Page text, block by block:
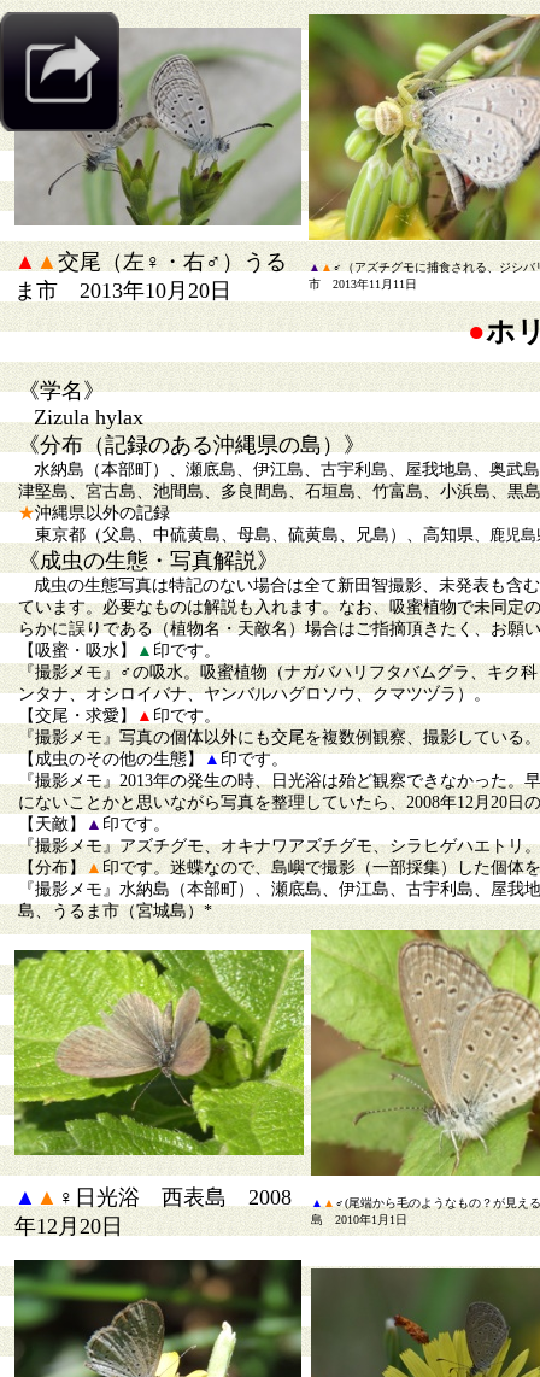
▲ ▲ 交尾（左♀・右♂）うる
ま市 2013年10月20日
▲▲ ♂（アズチグモに捕食される、ジシバ
市 2013年11月11日
●ホ
《学名》
Zizula hylax
《分布（記録のある沖縄県の島）》
水納島（本部町）、瀬底島、伊江島、古宇利島、屋我地島、奥武
津堅島、宮古島、池間島、多良間島、石垣島、竹富島、小浜島、黒
★沖縄県以外の記録
東京都（父島、中硫黄島、母島、硫黄島、兄島）、高知県、鹿児
《成虫の生態・写真解説》
成虫の生態写真は特記のない場合は全て新田智撮影、未発表も
ています。必要なものは解説も入れます。なお、吸蜜植物で未同定
らかに誤りである（植物名・天敵名）場合はご指摘頂きたく、お願
【吸蜜・吸水】
▲ 印です。
『撮影メモ』♂の吸水。吸蜜植物（ナガバハリフタバムグラ、キク
ンタナ、オシロイバナ、ヤンバルハグロソウ、クマツヅラ）。
【交尾・求愛】
▲ 印です。
『撮影メモ』写真の個体以外にも交尾を複数例観察、撮影している。
【成虫のその他の生態】▲印です。
『撮影メモ』2013年の発生の時、日光浴は殆ど観察できなかった
にないことかと思いながら写真を整理していたら、2008年12月20
【天敵】
▲ 印です。
『撮影メモ』アズチグモ、オキナワアズチグモ、シラヒゲハエトリ。
【分布】 ▲ 印です。迷蝶なので、島嶼で撮影（一部採集）した個体
『撮影メモ』水納島（本部町）、瀬底島、伊江島、古宇利島、屋
島、うるま市（宮城島）*
▲ ▲ ♀日光浴 西表島 2008
年12月20日
▲ ▲ ♂(尾端から毛のようなもの？が見え
島 2010年1月1日